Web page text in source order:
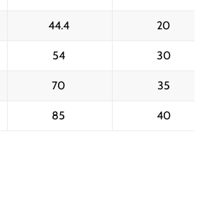
44.4 20
54 30
70 35
85 40